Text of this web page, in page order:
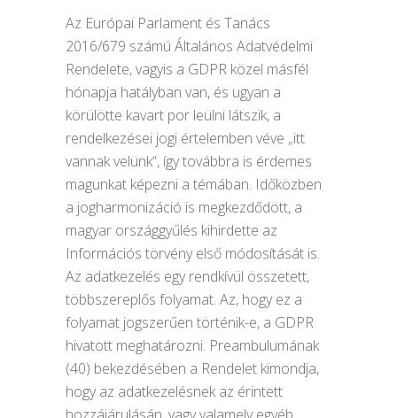
Az Európai Parlament és Tanács
2016/679 számú Általános Adatvédelmi
Rendelete, vagyis a GDPR közel másfél
hónapja hatályban van, és ugyan a
körülötte kavart por leülni látszik, a
rendelkezései jogi értelemben véve „itt
vannak velünk”, így továbbra is érdemes
magunkat képezni a témában. Időközben
a jogharmonizáció is megkezdődött, a
magyar országgyűlés kihirdette az
Információs törvény első módosítását is.
Az adatkezelés egy rendkívül összetett,
többszereplős folyamat. Az, hogy ez a
folyamat jogszerűen történik-e, a GDPR
hivatott meghatározni. Preambulumának
(40) bekezdésében a Rendelet kimondja,
hogy az adatkezelésnek az érintett